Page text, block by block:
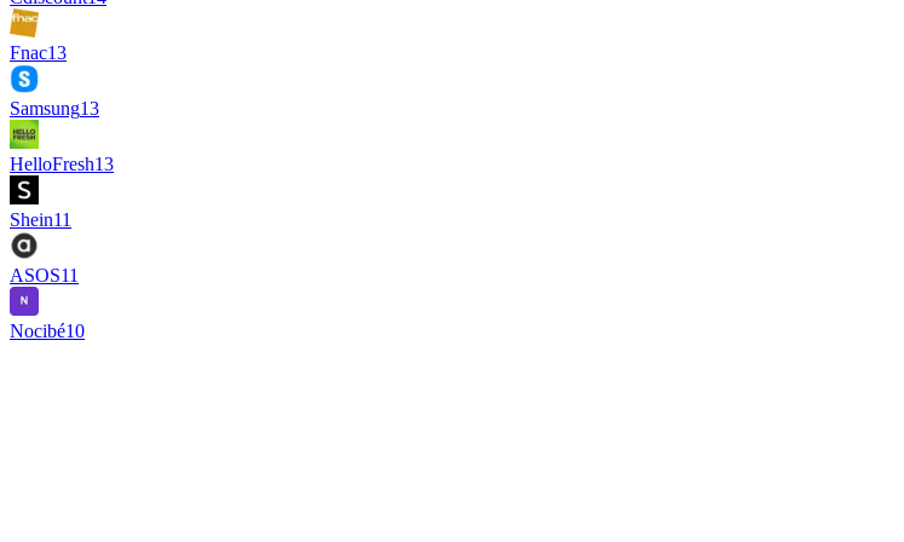
Fnac13
Samsung13
HelloFresh13
Shein11
ASOS11
Nocibé10